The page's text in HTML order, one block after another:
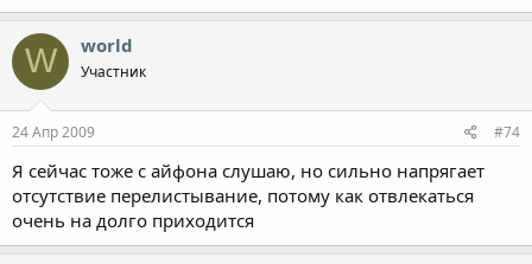
W world
Участник
24 Апр 2009 #74
Я сейчас тоже с айфона слушаю, но сильно напрягает
отсутствие перелистывание, потому как отвлекаться
очень на долго приходится